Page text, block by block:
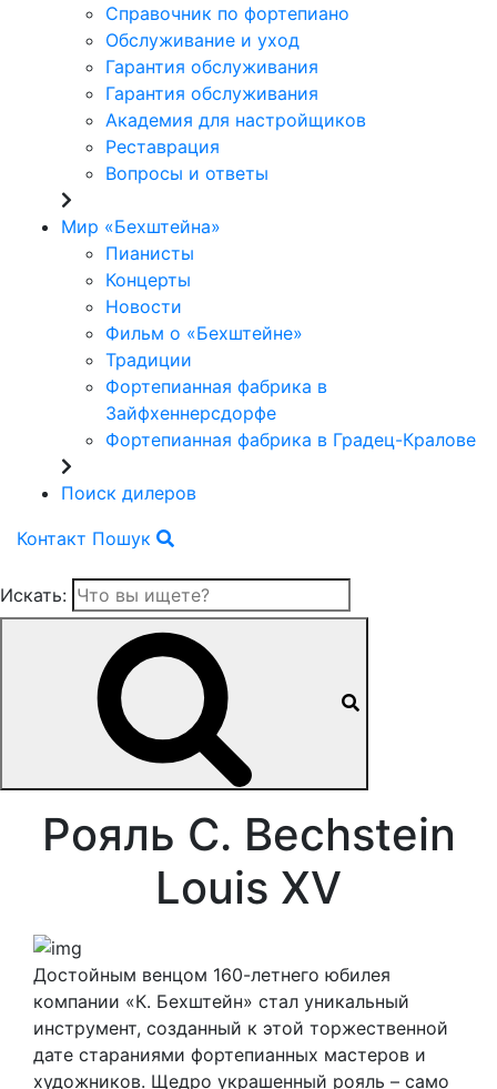
Справочник по фортепиано
Обслуживание и уход
Гарантия обслуживания
Гарантия обслуживания
Академия для настройщиков
Реставрация
Вопросы и ответы
Мир «Бехштейна»
Пианисты
Концерты
Новости
Фильм о «Бехштейне»
Традиции
Фортепианная фабрика в
Зайфхеннерсдорфе
Фортепианная фабрика в Градец-Кралове
Поиск дилеров
Контакт Пошук
Искать:
Рояль C. Bechstein
Louis XV
Достойным венцом 160-летнего юбилея
компании «К. Бехштейн» стал уникальный
инструмент, созданный к этой торжественной
дате стараниями фортепианных мастеров и
художников. Щедро украшенный рояль – само